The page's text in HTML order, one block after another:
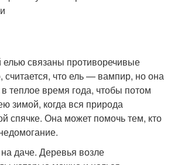
связаны противоречивые
что ель — вампир, но она
теплое время года, чтобы потом
зимой, когда вся природа
спячке. Она может помочь тем, кто